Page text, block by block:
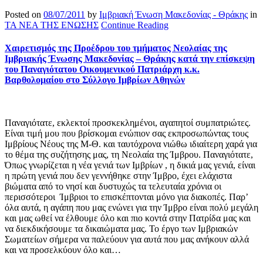
Posted on 08/07/2011 by Ιμβριακή Ένωση Μακεδονίας - Θράκης in
ΤΑ ΝΕΑ ΤΗΣ ΕΝΩΣΗΣ Continue Reading
Χαιρετισμός της Προέδρου του τμήματος Νεολαίας της
Ιμβριακής Ένωσης Μακεδονίας – Θράκης κατά την επίσκεψη
του Παναγιότατου Οικουμενικού Πατριάρχη κ.κ.
Βαρθολομαίου στο Σύλλογο Ιμβρίων Αθηνών
Παναγιότατε, εκλεκτοί προσκεκλημένοι, αγαπητοί συμπατριώτες.
Είναι τιμή μου που βρίσκομαι ενώπιον σας εκπροσωπώντας τους
Ιμβρίους Νέους της Μ-Θ. και ταυτόχρονα νιώθω ιδιαίτερη χαρά για
το θέμα της συζήτησης μας, τη Νεολαία της Ίμβρου. Παναγιότατε,
Όπως γνωρίζεται η νέα γενιά των Ιμβρίων , η δικιά μας γενιά, είναι
η πρώτη γενιά που δεν γεννήθηκε στην Ίμβρο, έχει ελάχιστα
βιώματα από το νησί και δυστυχώς τα τελευταία χρόνια οι
περισσότεροι Ίμβριοι το επισκέπτονται μόνο για διακοπές. Παρ’
όλα αυτά, η αγάπη που μας ενώνει για την Ίμβρο είναι πολύ μεγάλη
και μας ωθεί να έλθουμε όλο και πιο κοντά στην Πατρίδα μας και
να διεκδικήσουμε τα δικαιώματα μας. Το έργο των Ιμβριακών
Σωματείων σήμερα να παλεύουν για αυτά που μας ανήκουν αλλά
και να προσελκύουν όλο και…